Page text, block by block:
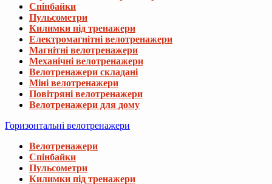
Спінбайки
Пульсометри
Килимки під тренажери
Електромагнітні велотренажери
Магнітні велотренажери
Механічні велотренажери
Велотренажери складані
Міні велотренажери
Повітряні велотренажери
Велотренажери для дому
Горизонтальні велотренажери
Велотренажери
Спінбайки
Пульсометри
Килимки під тренажери